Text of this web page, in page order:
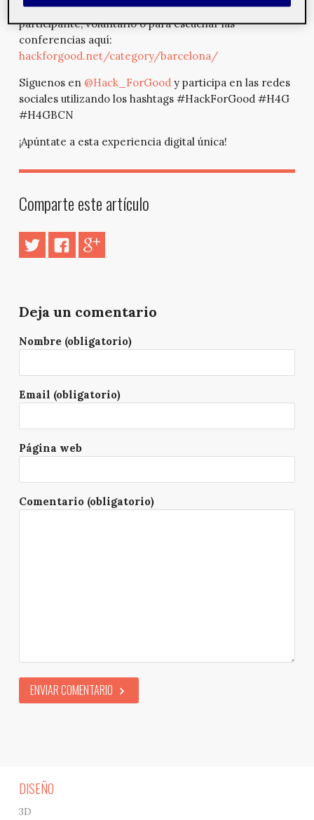
Las inscripciones son gratuitas. Inscríbite como
participante, voluntario o para escuchar las
conferencias aquí:
hackforgood.net/category/barcelona/
Síguenos en @Hack_ForGood y participa en las redes
sociales utilizando los hashtags #HackForGood #H4G
#H4GBCN
¡Apúntate a esta experiencia digital única!
Comparte este artículo
Deja un comentario
Nombre (obligatorio)
Email (obligatorio)
Página web
Comentario (obligatorio)
ENVIAR COMENTARIO
DISEÑO
3D